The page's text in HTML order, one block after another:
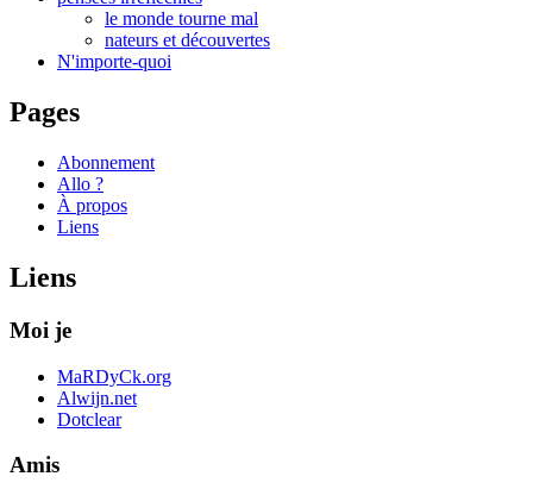
le monde tourne mal
nateurs et découvertes
N'importe-quoi
Pages
Abonnement
Allo ?
À propos
Liens
Liens
Moi je
MaRDyCk.org
Alwijn.net
Dotclear
Amis